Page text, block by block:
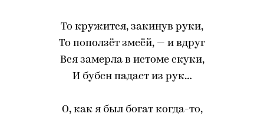
То кружится, закинув руки,
То поползёт змеёй, — и вдруг
Вся замерла в истоме скуки,
И бубен падает из рук…
О, как я был богат когда-то,